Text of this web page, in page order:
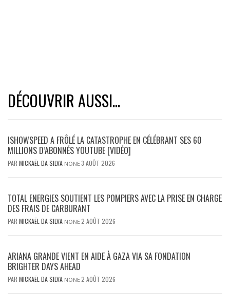
DÉCOUVRIR AUSSI...
ISHOWSPEED A FRÔLÉ LA CATASTROPHE EN CÉLÉBRANT SES 60
MILLIONS D’ABONNÉS YOUTUBE [VIDÉO]
PAR MICKAËL DA SILVA NONE3 AOÛT 2026
TOTAL ENERGIES SOUTIENT LES POMPIERS AVEC LA PRISE EN CHARGE
DES FRAIS DE CARBURANT
PAR MICKAËL DA SILVA NONE2 AOÛT 2026
ARIANA GRANDE VIENT EN AIDE À GAZA VIA SA FONDATION
BRIGHTER DAYS AHEAD
PAR MICKAËL DA SILVA NONE2 AOÛT 2026